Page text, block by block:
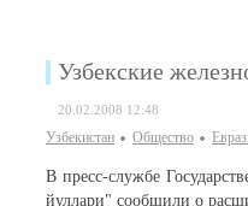
Узбекские
20.02.2008 12:48
Узбекистан Общество
В пресс-службе
йуллари" сообщили о